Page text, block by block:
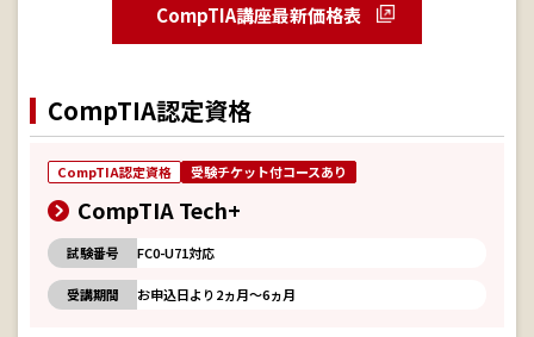
CompTIA講座最新価格表
CompTIA認定資格
CompTIA認定資格 受験チケット付コースあり
CompTIA Tech+
試験番号 FC0-U71対応
受講期間 お申込日より2ヵ月～6ヵ月